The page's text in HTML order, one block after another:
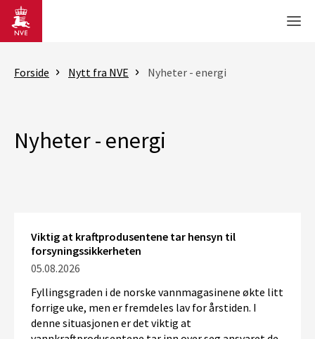
Gå til hovedinnhold
Forside Nytt fra NVE Nyheter - energi
Nyheter - energi
Viktig at kraftprodusentene tar hensyn til
forsyningssikkerheten
05.08.2026
Fyllingsgraden i de norske vannmagasinene økte litt
forrige uke, men er fremdeles lav for årstiden. I
denne situasjonen er det viktig at